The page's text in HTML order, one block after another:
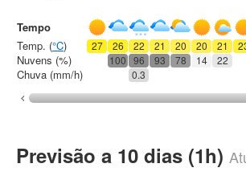
27 26 22 21 20 20 21
100 96 93 78 14 22
0.3
Tempo
Temp. (°C)
Nuvens (%)
Chuva (mm/h)
Previsão a 10 dias (1h)